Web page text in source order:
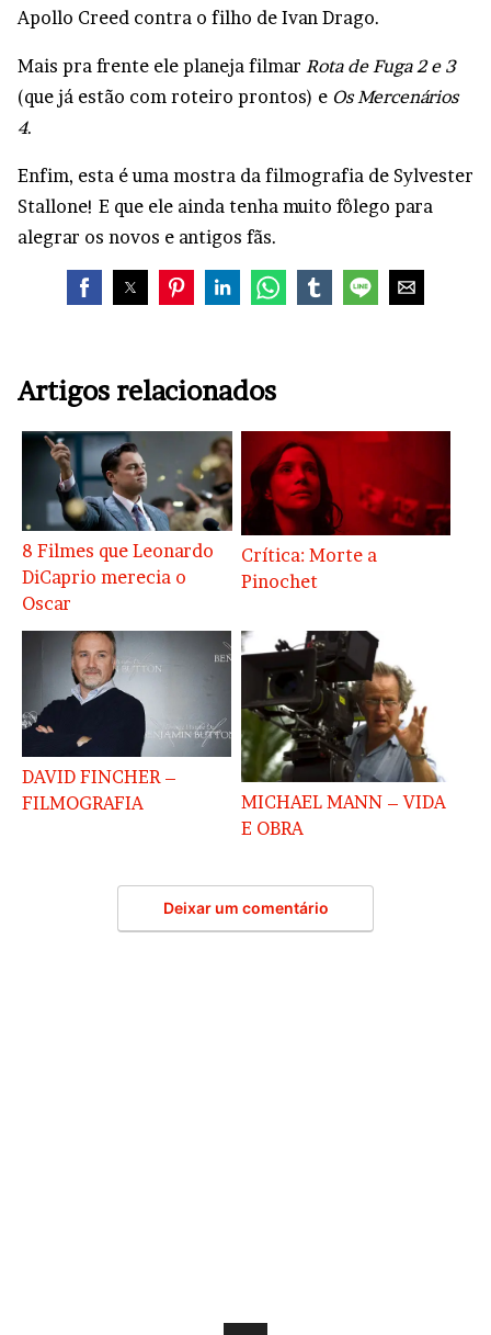
Apollo Creed contra o filho de Ivan Drago.
Mais pra frente ele planeja filmar Rota de Fuga 2 e 3
(que já estão com roteiro prontos) e Os Mercenários
4.
Enfim, esta é uma mostra da filmografia de Sylvester
Stallone! E que ele ainda tenha muito fôlego para
alegrar os novos e antigos fãs.
Artigos relacionados
8 Filmes que Leonardo
DiCaprio merecia o
Oscar
Crítica: Morte a
Pinochet
DAVID FINCHER –
FILMOGRAFIA
MICHAEL MANN – VIDA
E OBRA
Deixar um comentário